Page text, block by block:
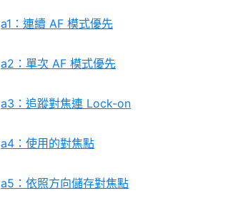
a1：連續 AF 模式優先
a2：單次 AF 模式優先
a3：追蹤對焦連 Lock-on
a4：使用的對焦點
a5：依照方向儲存對焦點